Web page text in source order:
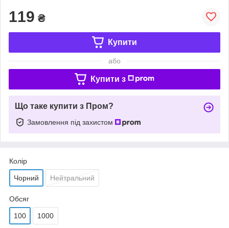
119 ₴
Купити
або
Купити з
Що таке купити з Пром?
Замовлення під захистом
Колір
Чорний Нейтральний
Обсяг
100 1000